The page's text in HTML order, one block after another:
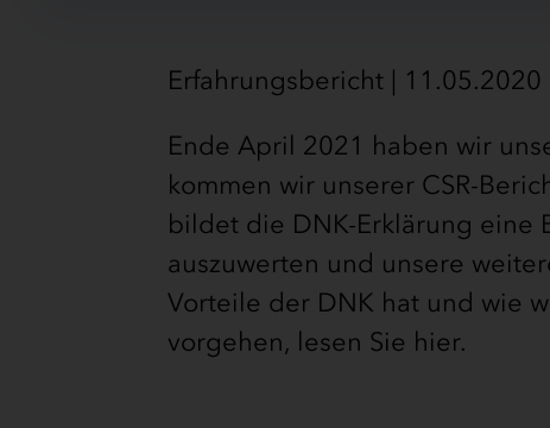
Erfahrungsbericht |
Ende April 2021 haben wir
kommen wir unserer CSR-
bildet die DNK-Erklärung eine
auszuwerten und unsere
Vorteile der DNK hat und wie
vorgehen, lesen Sie hier.